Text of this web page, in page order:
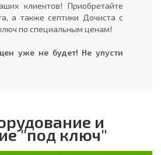
клиентов! Приобретайте
а также септики Дочиста с
по специальным ценам!
уже не будет! Не упусти
и
"под ключ"